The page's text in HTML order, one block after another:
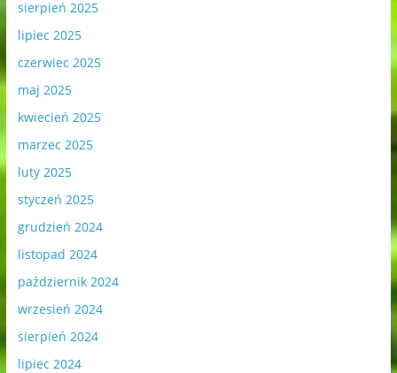
sierpień 2025
lipiec 2025
czerwiec 2025
maj 2025
kwiecień 2025
marzec 2025
luty 2025
styczeń 2025
grudzień 2024
listopad 2024
październik 2024
wrzesień 2024
sierpień 2024
lipiec 2024